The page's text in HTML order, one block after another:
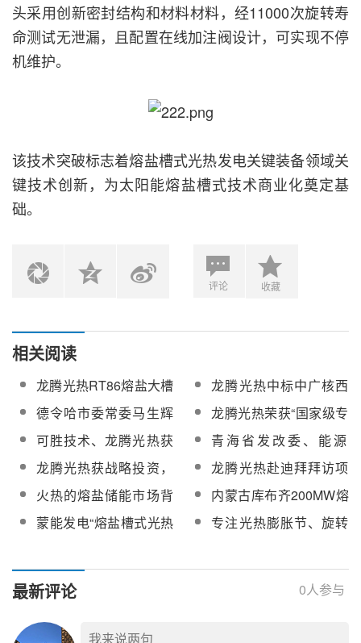
头采用创新密封结构和材料材料，经11000次旋转寿
命测试无泄漏，且配置在线加注阀设计，可实现不停
机维护。
该技术突破标志着熔盐槽式光热发电关键装备领域关
键技术创新，为太阳能熔盐槽式技术商业化奠定基
础。
评论 收藏
相关阅读
龙腾光热RT86熔盐大槽
商业化示范项目完成30
天连续运行
龙腾光热中标中广核西
藏当雄乌玛塘光热+光伏
一体化项目50MW光热
项目聚光集热系统
德令哈市委常委马生辉
一行赴龙腾光热考察调
研
龙腾光热荣获“国家级专
精特新“小巨人”企业”称
号
可胜技术、龙腾光热获
评中国广核集团战略供
应商
青海省发改委、能源
局、中广核（青海）新
能源投资有限公司一行
赴龙腾光热考察调研
龙腾光热获战略投资，
加速研发新一代槽式光
热装备
龙腾光热赴迪拜拜访项
目合作方并走访中阿产
业园
火热的熔盐储能市场背
后，安全底线如何守？
内蒙古库布齐200MW熔
盐槽式光热项目勘察及
初步设计服务中标候选
蒙能发电“熔盐槽式光热
专注光热膨胀节、旋转
最新评论 0人参与